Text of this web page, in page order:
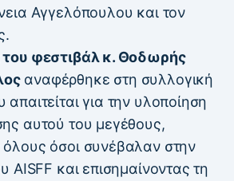
Αγγελόπουλου και τον
του φεστιβάλ κ. Θοδωρής
αναφέρθηκε στη συλλογική
για την υλοποίηση
αυτού του μεγέθους,
όλους όσοι συνέβαλαν στην
AISFF και επισημαίνοντας τη